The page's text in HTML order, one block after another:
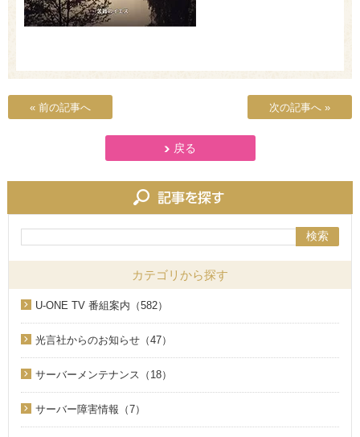
« 前の記事へ 次の記事へ »
戻る
検索
カテゴリから探す
U-ONE TV 番組案内（582）
光言社からのお知らせ（47）
サーバーメンテナンス（18）
サーバー障害情報（7）